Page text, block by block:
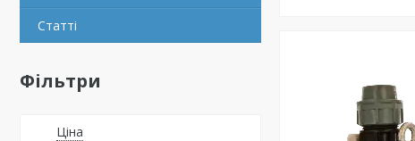
Статті
Фільтри
Ціна